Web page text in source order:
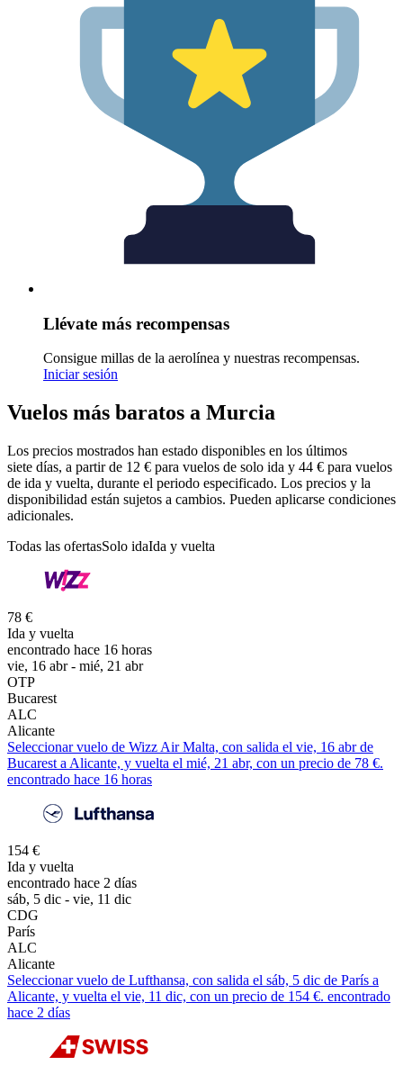
Llévate más recompensas
Consigue millas de la aerolínea y nuestras recompensas.
Iniciar sesión
Vuelos más baratos a Murcia
Los precios mostrados han estado disponibles en los últimos
siete días, a partir de 12 € para vuelos de solo ida y 44 € para vuelos
de ida y vuelta, durante el periodo especificado. Los precios y la
disponibilidad están sujetos a cambios. Pueden aplicarse condiciones
adicionales.
Todas las ofertasSolo idaIda y vuelta
78 €
Ida y vuelta
encontrado hace 16 horas
vie, 16 abr - mié, 21 abr
OTP
Bucarest
ALC
Alicante
Seleccionar vuelo de Wizz Air Malta, con salida el vie, 16 abr de
Bucarest a Alicante, y vuelta el mié, 21 abr, con un precio de 78 €.
encontrado hace 16 horas
154 €
Ida y vuelta
encontrado hace 2 días
sáb, 5 dic - vie, 11 dic
CDG
París
ALC
Alicante
Seleccionar vuelo de Lufthansa, con salida el sáb, 5 dic de París a
Alicante, y vuelta el vie, 11 dic, con un precio de 154 €. encontrado
hace 2 días